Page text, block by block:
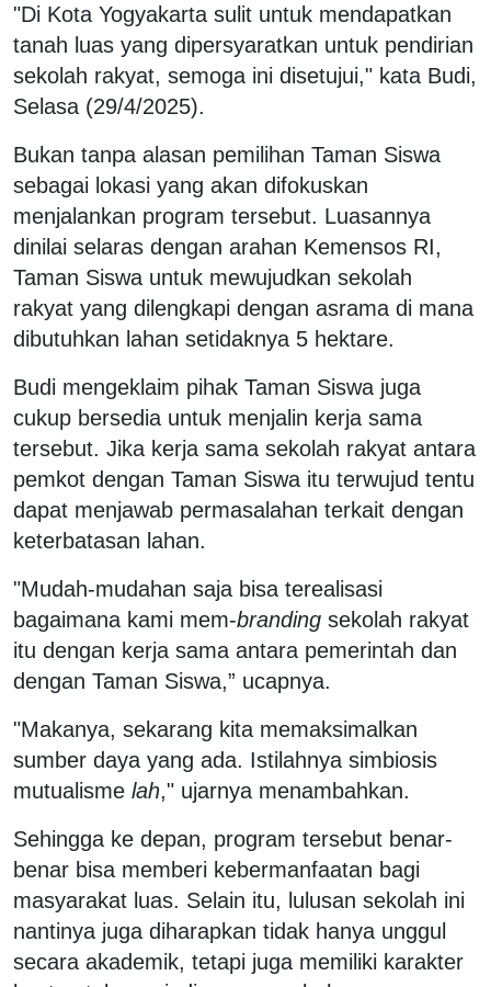
"Di Kota Yogyakarta sulit untuk mendapatkan
tanah luas yang dipersyaratkan untuk pendirian
sekolah rakyat, semoga ini disetujui," kata Budi,
Selasa (29/4/2025).
Bukan tanpa alasan pemilihan Taman Siswa
sebagai lokasi yang akan difokuskan
menjalankan program tersebut. Luasannya
dinilai selaras dengan arahan Kemensos RI,
Taman Siswa untuk mewujudkan sekolah
rakyat yang dilengkapi dengan asrama di mana
dibutuhkan lahan setidaknya 5 hektare.
Budi mengeklaim pihak Taman Siswa juga
cukup bersedia untuk menjalin kerja sama
tersebut. Jika kerja sama sekolah rakyat antara
pemkot dengan Taman Siswa itu terwujud tentu
dapat menjawab permasalahan terkait dengan
keterbatasan lahan.
"Mudah-mudahan saja bisa terealisasi
bagaimana kami mem-branding sekolah rakyat
itu dengan kerja sama antara pemerintah dan
dengan Taman Siswa,” ucapnya.
"Makanya, sekarang kita memaksimalkan
sumber daya yang ada. Istilahnya simbiosis
mutualisme lah," ujarnya menambahkan.
Sehingga ke depan, program tersebut benar-
benar bisa memberi kebermanfaatan bagi
masyarakat luas. Selain itu, lulusan sekolah ini
nantinya juga diharapkan tidak hanya unggul
secara akademik, tetapi juga memiliki karakter